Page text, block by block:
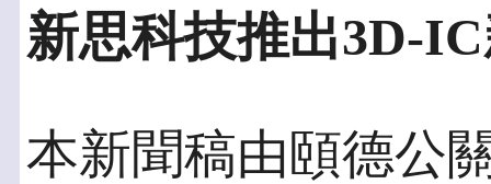
新思科技推出3D-
本新聞稿由頤德公